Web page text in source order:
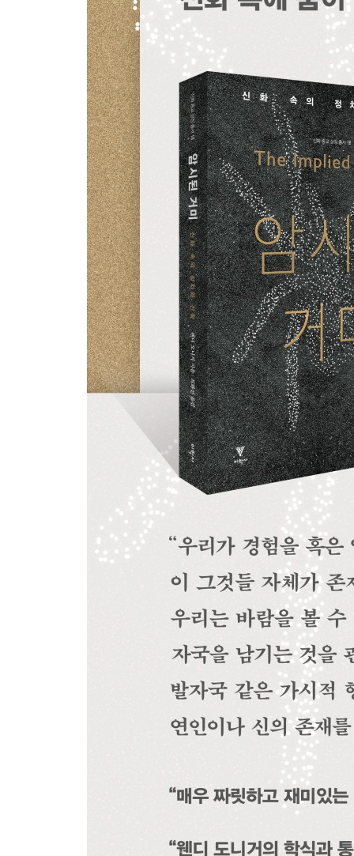
현대의 신화적 텍스트에 대한 전도된 정치적 독해
5장 마더 구스와 여성의 목소리
늙은 아낙네들의 이야기
여성의 관점
여성 텍스트 속 남성의 목소리
남성 텍스트 속 여성의 목소리
양성구유적 언어
여성의 목소리 구하기
6장 텍스트의 다원주의와 학문의 다원주의
원형
전파와 잔존
마음속 더러운 넝마 가게
브리콜라주 버스에서 내리기
클로드 레비스트로스의 회춘
일흔 개의 다른 해석들